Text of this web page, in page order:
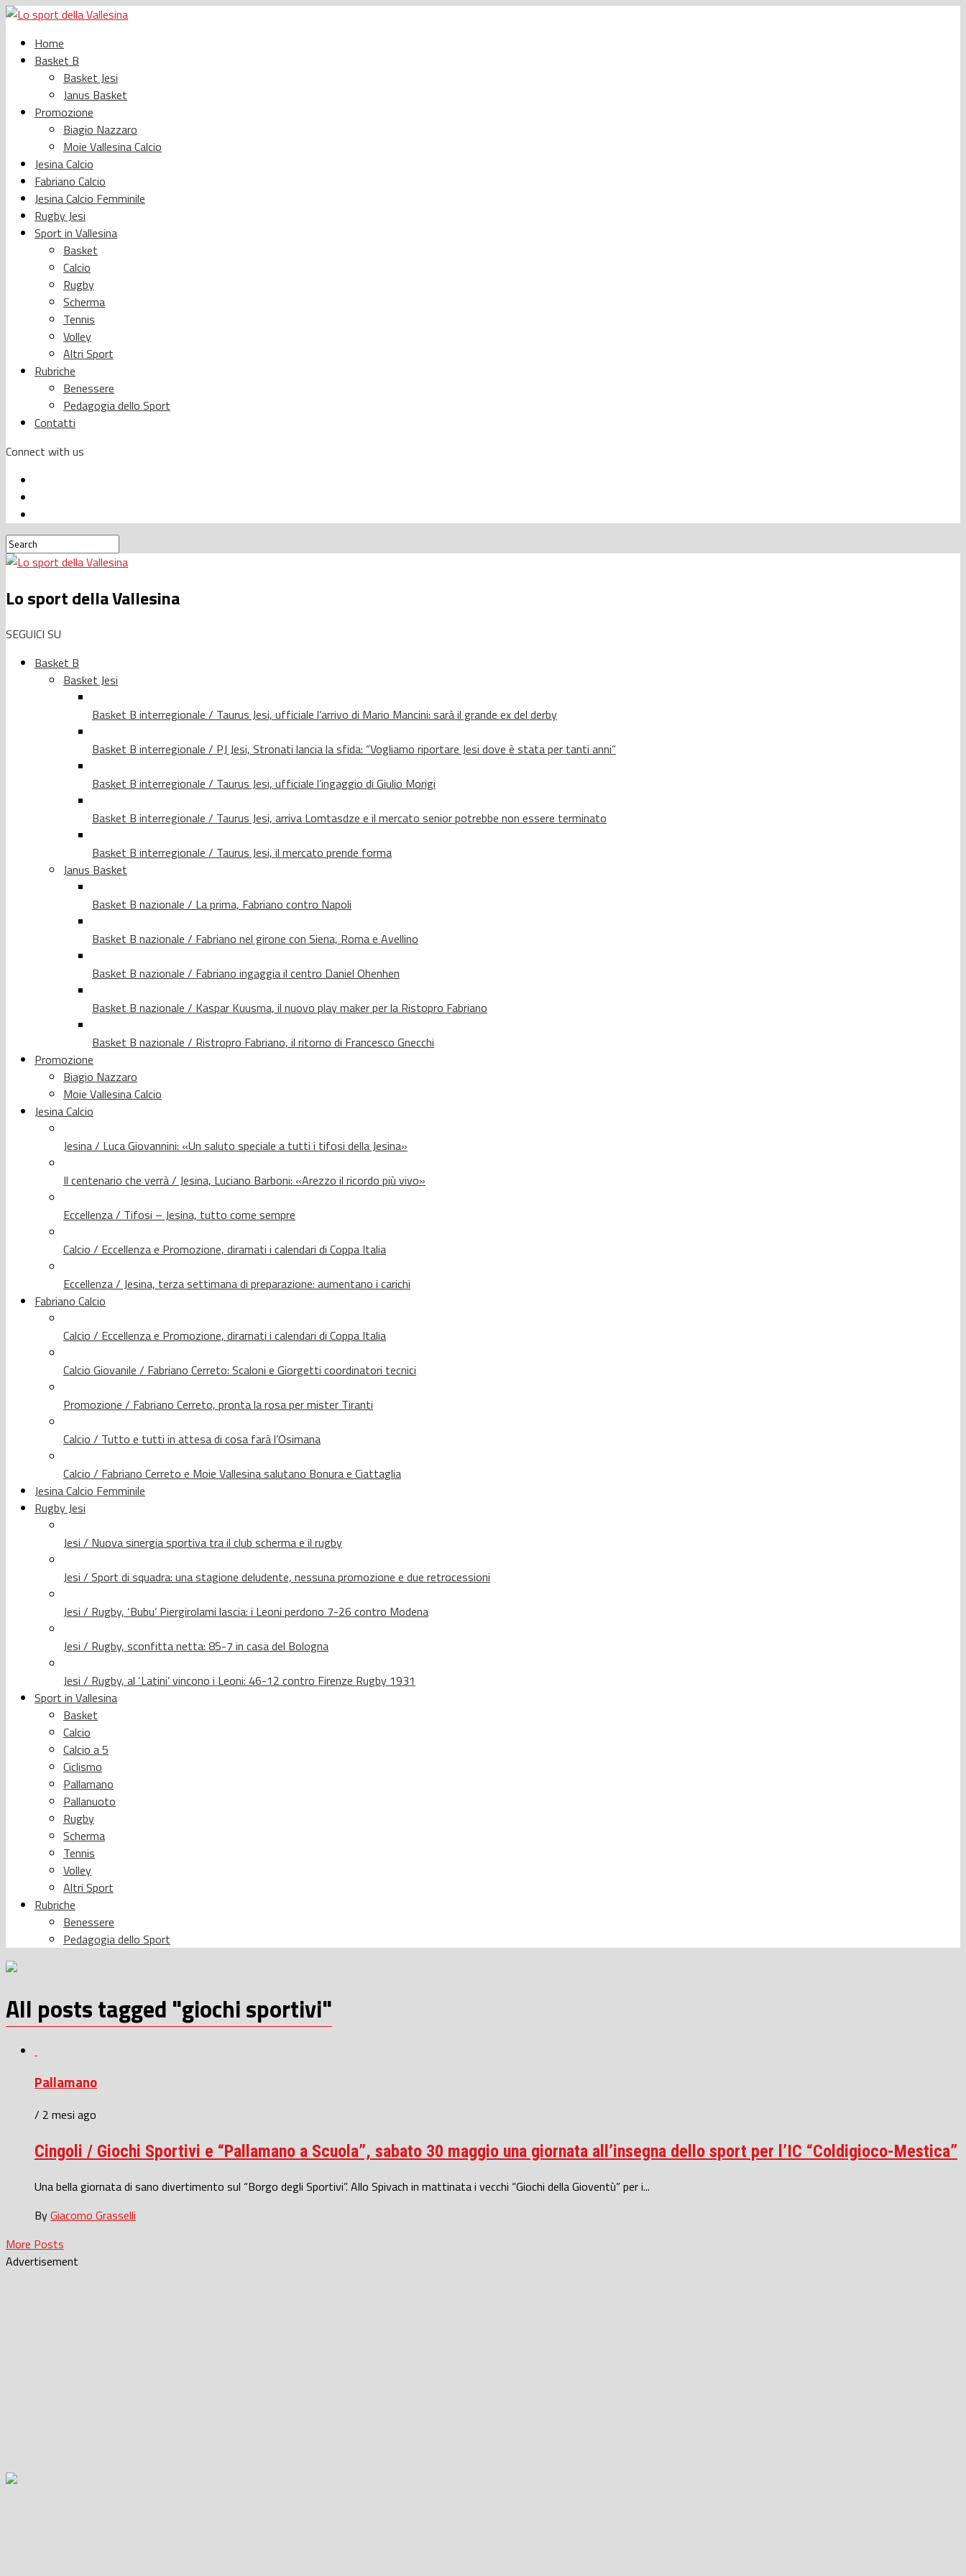
Home
Basket B
Basket Jesi
Janus Basket
Promozione
Biagio Nazzaro
Moie Vallesina Calcio
Jesina Calcio
Fabriano Calcio
Jesina Calcio Femminile
Rugby Jesi
Sport in Vallesina
Basket
Calcio
Rugby
Scherma
Tennis
Volley
Altri Sport
Rubriche
Benessere
Pedagogia dello Sport
Contatti
Connect with us
Lo sport della Vallesina
SEGUICI SU
Basket B
Basket Jesi
Basket B interregionale / Taurus Jesi, ufficiale l’arrivo di Mario Mancini: sarà il grande ex del derby
Basket B interregionale / PJ Jesi, Stronati lancia la sfida: “Vogliamo riportare Jesi dove è stata per tanti anni”
Basket B interregionale / Taurus Jesi, ufficiale l’ingaggio di Giulio Morigi
Basket B interregionale / Taurus Jesi, arriva Lomtasdze e il mercato senior potrebbe non essere terminato
Basket B interregionale / Taurus Jesi, il mercato prende forma
Janus Basket
Basket B nazionale / La prima, Fabriano contro Napoli
Basket B nazionale / Fabriano nel girone con Siena, Roma e Avellino
Basket B nazionale / Fabriano ingaggia il centro Daniel Ohenhen
Basket B nazionale / Kaspar Kuusma, il nuovo play maker per la Ristopro Fabriano
Basket B nazionale / Ristropro Fabriano, il ritorno di Francesco Gnecchi
Promozione
Biagio Nazzaro
Moie Vallesina Calcio
Jesina Calcio
Jesina / Luca Giovannini: «Un saluto speciale a tutti i tifosi della Jesina»
Il centenario che verrà / Jesina, Luciano Barboni: «Arezzo il ricordo più vivo»
Eccellenza / Tifosi – Jesina, tutto come sempre
Calcio / Eccellenza e Promozione, diramati i calendari di Coppa Italia
Eccellenza / Jesina, terza settimana di preparazione: aumentano i carichi
Fabriano Calcio
Calcio / Eccellenza e Promozione, diramati i calendari di Coppa Italia
Calcio Giovanile / Fabriano Cerreto: Scaloni e Giorgetti coordinatori tecnici
Promozione / Fabriano Cerreto, pronta la rosa per mister Tiranti
Calcio / Tutto e tutti in attesa di cosa farà l’Osimana
Calcio / Fabriano Cerreto e Moie Vallesina salutano Bonura e Ciattaglia
Jesina Calcio Femminile
Rugby Jesi
Jesi / Nuova sinergia sportiva tra il club scherma e il rugby
Jesi / Sport di squadra: una stagione deludente, nessuna promozione e due retrocessioni
Jesi / Rugby, ‘Bubu’ Piergirolami lascia: i Leoni perdono 7-26 contro Modena
Jesi / Rugby, sconfitta netta: 85-7 in casa del Bologna
Jesi / Rugby, al ‘Latini’ vincono i Leoni: 46-12 contro Firenze Rugby 1931
Sport in Vallesina
Basket
Calcio
Calcio a 5
Ciclismo
Pallamano
Pallanuoto
Rugby
Scherma
Tennis
Volley
Altri Sport
Rubriche
Benessere
Pedagogia dello Sport
All posts tagged "giochi sportivi"
Pallamano
/ 2 mesi ago
Cingoli / Giochi Sportivi e “Pallamano a Scuola”, sabato 30 maggio una giornata all’insegna dello sport per l’IC “Coldigioco-Mestica”
Una bella giornata di sano divertimento sul “Borgo degli Sportivi”. Allo Spivach in mattinata i vecchi “Giochi della Gioventù” per i...
ByGiacomo Grasselli
More Posts
Advertisement